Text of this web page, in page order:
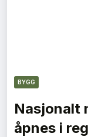
BYGG
Nasjonalt
åpnes i